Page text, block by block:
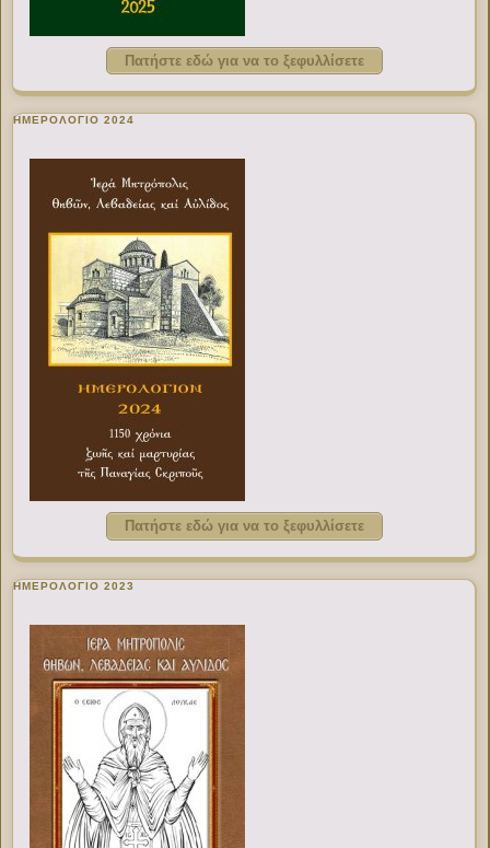
Πατήστε εδώ για να το ξεφυλλίσετε
ΗΜΕΡΟΛΟΓΙΟ 2024
Πατήστε εδώ για να το ξεφυλλίσετε
ΗΜΕΡΟΛΟΓΙΟ 2023